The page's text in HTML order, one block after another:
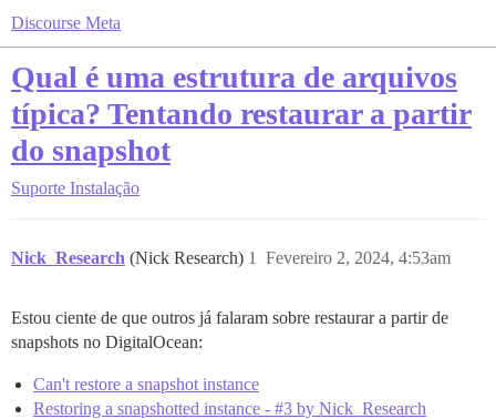
Discourse Meta
Qual é uma estrutura de arquivos
típica? Tentando restaurar a partir
do snapshot
Suporte Instalação
Nick_Research (Nick Research) Fevereiro 2, 2024, 4:53am
1
Estou ciente de que outros já falaram sobre restaurar a partir de
snapshots no DigitalOcean:
Can't restore a snapshot instance
Restoring a snapshotted instance - #3 by Nick_Research